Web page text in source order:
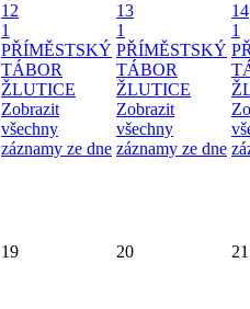
12
1
PŘÍMĚSTSKÝ
TÁBOR
ŽLUTICE
Zobrazit
všechny
záznamy ze dne
13
1
PŘÍMĚSTSKÝ
TÁBOR
ŽLUTICE
Zobrazit
všechny
záznamy ze dne
14
1
19 20 21